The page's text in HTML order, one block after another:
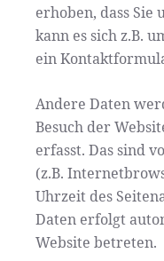
erhoben, dass
kann es sich z.B.
ein
Andere Daten
Besuch der
erfasst. Das sind
(z.B.
Uhrzeit des
Daten erfolgt
Website betreten.